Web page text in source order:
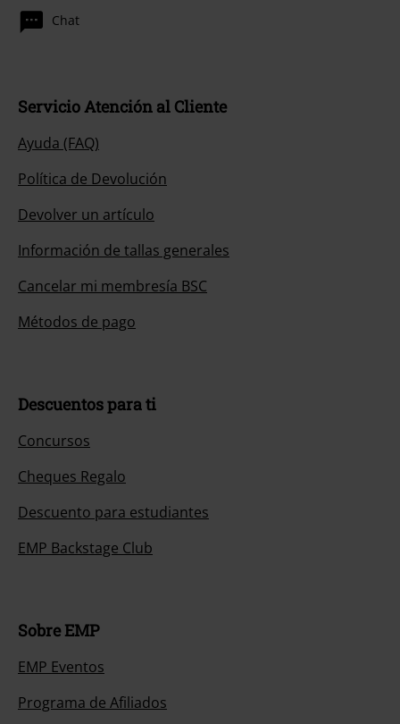
Chat
Servicio Atención al Cliente
Ayuda (FAQ)
Política de Devolución
Devolver un artículo
Información de tallas generales
Cancelar mi membresía BSC
Métodos de pago
Descuentos para ti
Concursos
Cheques Regalo
Descuento para estudiantes
EMP Backstage Club
Sobre EMP
EMP Eventos
Programa de Afiliados